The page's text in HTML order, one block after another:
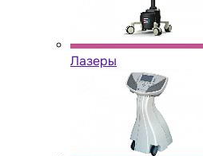
Лазеры